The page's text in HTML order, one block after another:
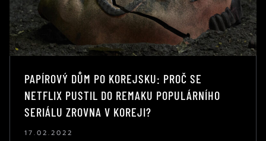
PAPÍROVÝ DŮM PO KOREJSKU: PROČ SE
NETFLIX PUSTIL DO REMAKU POPULÁRNÍHO
SERIÁLU ZROVNA V KOREJI?
17.02.2022